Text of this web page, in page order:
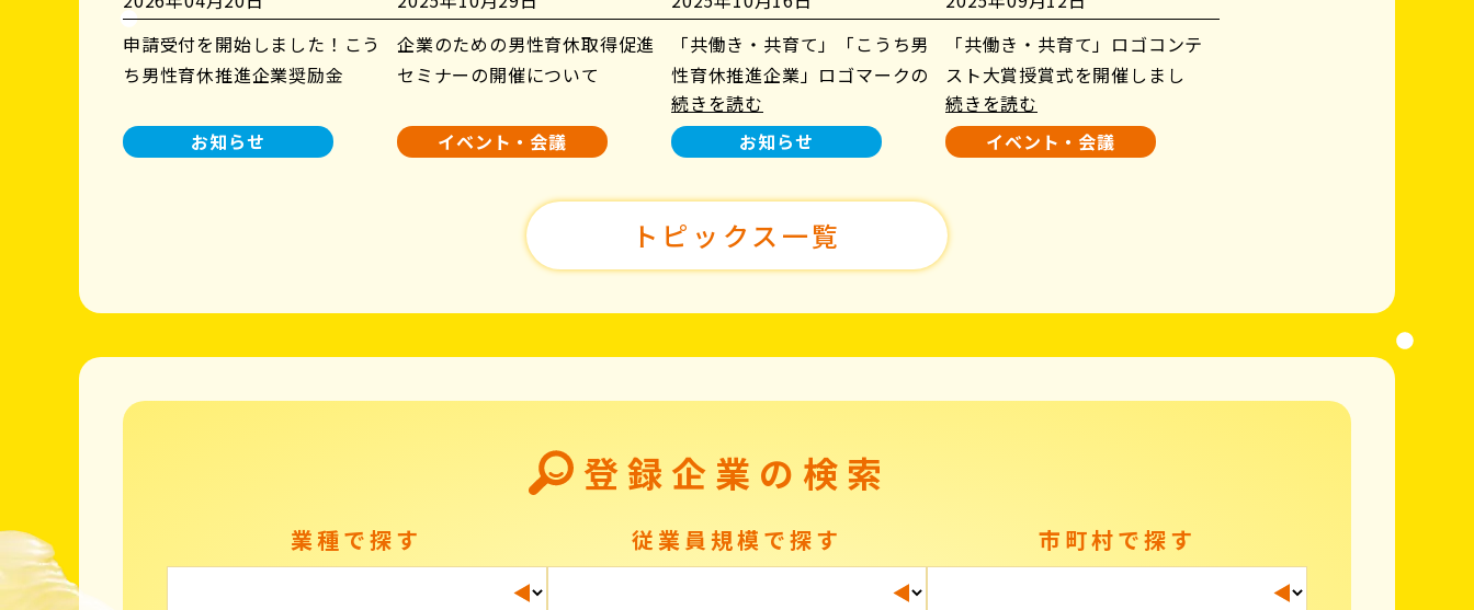
申請受付を開始しました！こう
ち男性育休推進企業奨励金
お知らせ
企業のための男性育休取得促進
セミナーの開催について
イベント・会議
「共働き・共育て」「こうち男
性育休推進企業」ロゴマークの
使用について
続きを読む
お知らせ
「共働き・共育て」ロゴコンテ
スト大賞授賞式を開催しまし
た！
続きを読む
イベント・会議
トピックス一覧
登録企業の検索
業種で探す 従業員規模で探す 市町村で探す